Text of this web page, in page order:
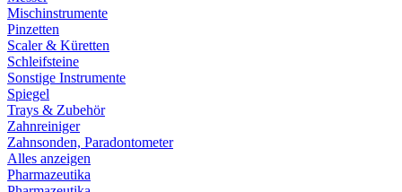
Mischinstrumente
Pinzetten
Scaler & Küretten
Schleifsteine
Sonstige Instrumente
Spiegel
Trays & Zubehör
Zahnreiniger
Zahnsonden, Paradontometer
Alles anzeigen
Pharmazeutika